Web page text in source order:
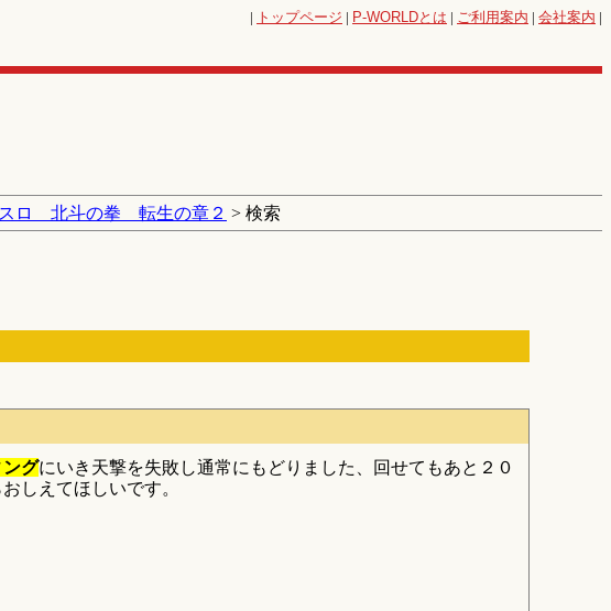
| トップページ | P-WORLDとは | ご利用案内 | 会社案内 |
ロ 北斗の拳 転生の章２ > 検索
グにいき天撃を失敗し通常にもどりました、回せてもあと２０
しえてほしいです。